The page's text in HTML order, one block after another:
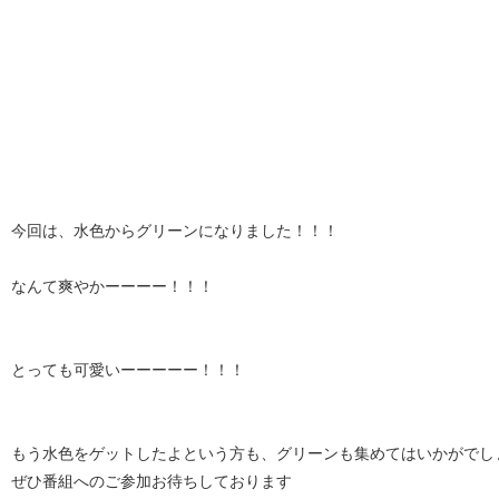
今回は、水色からグリーンになりました！！！
なんて爽やかーーーー！！！
とっても可愛いーーーーー！！！
もう水色をゲットしたよという方も、グリーンも集めてはいかがでし
ぜひ番組へのご参加お待ちしております